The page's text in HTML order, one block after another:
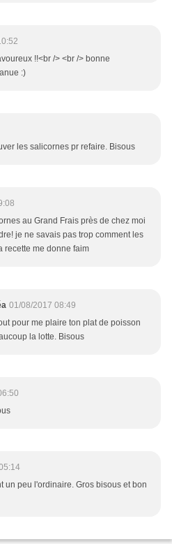
!!<br /> <br /> bonne
:)
les salicornes pr refaire. Bisous
au Grand Frais près de chez moi
je ne savais pas trop comment les
recette me donne faim
01/08/2017 08:49
pour me plaire ton plat de poisson
la lotte. Bisous
un peu l'ordinaire. Gros bisous et bon